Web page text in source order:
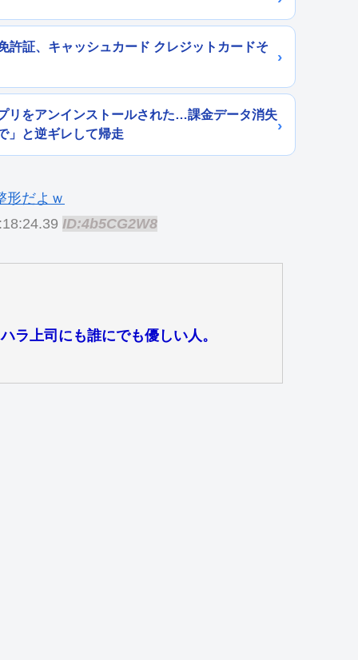
許証、キャッシュカード クレジットカードそ
リをアンインストールされた…課金データ消失
」と逆ギレして帰走
ID:4b5CG2W8
ラ上司にも誰にでも優しい人。